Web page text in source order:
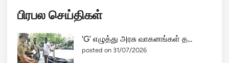
பிரபல செய்திகள்
‘G’ எழுத்து அரசு வாகனங்கள் த...
posted on 31/07/2026